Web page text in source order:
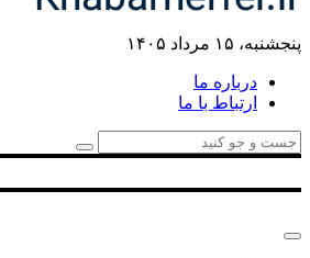
پنجشنبه، ۱۵ مرداد ۱۴۰۵
درباره ما
ارتباط با ما